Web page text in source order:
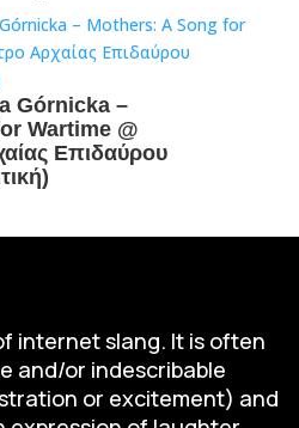
Górnicka –
Wartime @
Επιδαύρου
internet slang. It is often
and/or indescribable
or excitement) and